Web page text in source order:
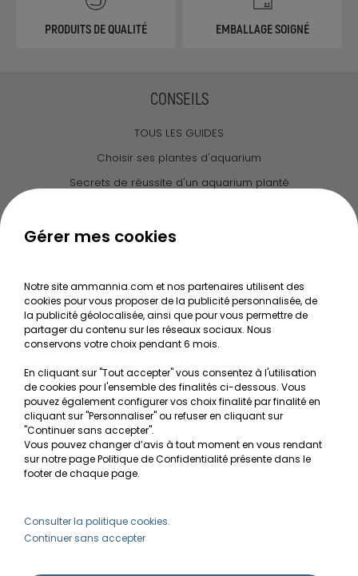
PRODUITS DE QUALITÉ EMBALLAGE SOIGNÉ
CONSEILS
TOUS LES GUIDES
Choisir ses plantes d'aquarium
Secrets de réussite d'un aquarium planté
Le journal d'Ammannia
Recherche de Notices de produits
Mentions légales
Conditions générales de vente
RGPD
MON COMPTE
Avantages
Créer un compte client
Besoin d'aide ?
Gérer mes cookies
Notre site ammannia.com et nos partenaires utilisent des
cookies pour vous proposer de la publicité personnalisée, de
la publicité géolocalisée, ainsi que pour vous permettre de
partager du contenu sur les réseaux sociaux. Nous
conservons votre choix pendant 6 mois.
En cliquant sur "Tout accepter" vous consentez à l'utilisation
de cookies pour l'ensemble des finalités ci-dessous. Vous
pouvez également configurer vos choix finalité par finalité en
cliquant sur "Personnaliser" ou refuser en cliquant sur
"Continuer sans accepter".
Vous pouvez changer d’avis à tout moment en vous rendant
sur notre page Politique de Confidentialité présente dans le
footer de chaque page.
Consulter la politique cookies.
Continuer sans accepter